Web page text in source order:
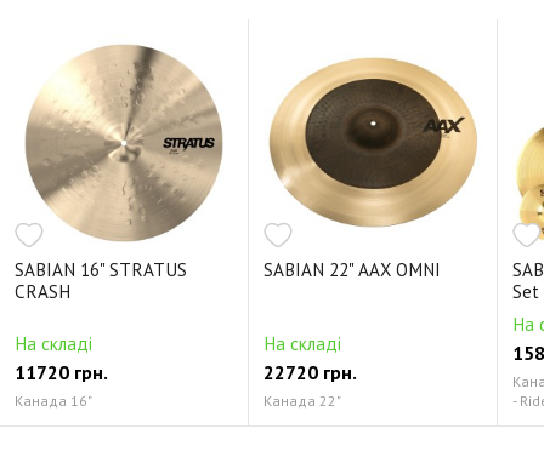
SABIAN 16" STRATUS
CRASH
На складі
11720 грн.
Канада 16"
SABIAN 22" AAX OMNI
На складі
22720 грн.
Канада 22"
Set
На
-